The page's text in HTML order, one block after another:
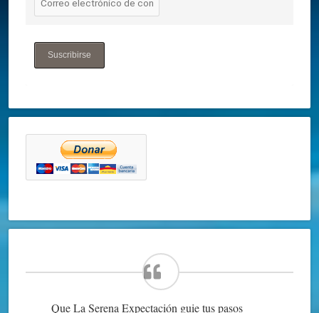
Suscribirse
Que La Serena Expectación guie tus pasos